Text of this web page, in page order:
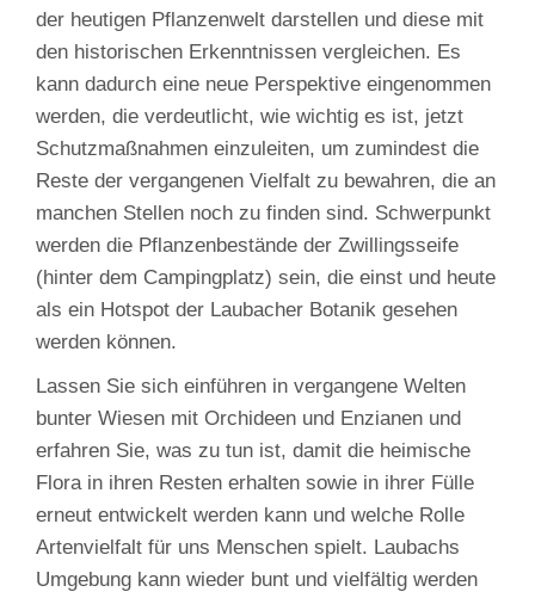
der heutigen Pflanzenwelt darstellen und diese mit
den historischen Erkenntnissen vergleichen. Es
kann dadurch eine neue Perspektive eingenommen
werden, die verdeutlicht, wie wichtig es ist, jetzt
Schutzmaßnahmen einzuleiten, um zumindest die
Reste der vergangenen Vielfalt zu bewahren, die an
manchen Stellen noch zu finden sind. Schwerpunkt
werden die Pflanzenbestände der Zwillingsseife
(hinter dem Campingplatz) sein, die einst und heute
als ein Hotspot der Laubacher Botanik gesehen
werden können.
Lassen Sie sich einführen in vergangene Welten
bunter Wiesen mit Orchideen und Enzianen und
erfahren Sie, was zu tun ist, damit die heimische
Flora in ihren Resten erhalten sowie in ihrer Fülle
erneut entwickelt werden kann und welche Rolle
Artenvielfalt für uns Menschen spielt. Laubachs
Umgebung kann wieder bunt und vielfältig werden